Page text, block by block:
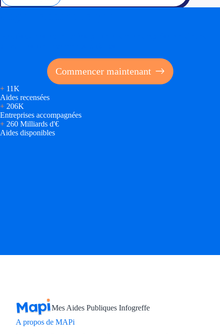
Commencer maintenant
+ 11K
Aides recensées
+ 206K
Entreprises accompagnées
+ 260 Milliards d'€
Aides disponibles
Mes Aides Publiques Infogreffe
A propos de MAPi